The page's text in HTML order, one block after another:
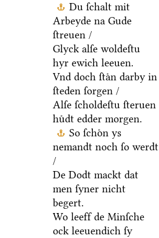
Du ſchalt mit
Arbeyde na Gude
ſtreuen /
Glyck alſe woldeſtu
hyr ewich leeuen.
Vnd doch ſtaͤn darby in
ſteden ſorgen /
Alſe ſcholdeſtu ſteruen
huͤdt edder morgen.
So ſchoͤn ys
nemandt noch ſo werdt
/
De Dodt mackt dat
men ſyner nicht
begert.
Wo leeff de Minſche
ock leeuendich ſy